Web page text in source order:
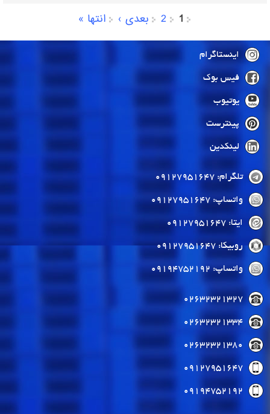
صفحه‌ها
1
2 بعدی › انتها »
اینستاگرام
فیس بوک
یوتیوب
پینترست
لینکدین
تلگرام: 09127951647
واتساپ: 09127951647
ایتا: 09127951647
روبیکا: 09127951647
واتساپ: 09194752192
02632321327
02632321334
02632321380
09127951647
09194752192